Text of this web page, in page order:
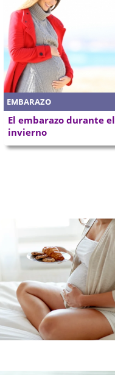
EMBARAZO
El embarazo durante el
invierno